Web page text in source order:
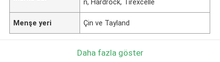
n, Hardrock, Tirexcelle
Menşe yeri Çin ve Tayland
Daha fazla göster